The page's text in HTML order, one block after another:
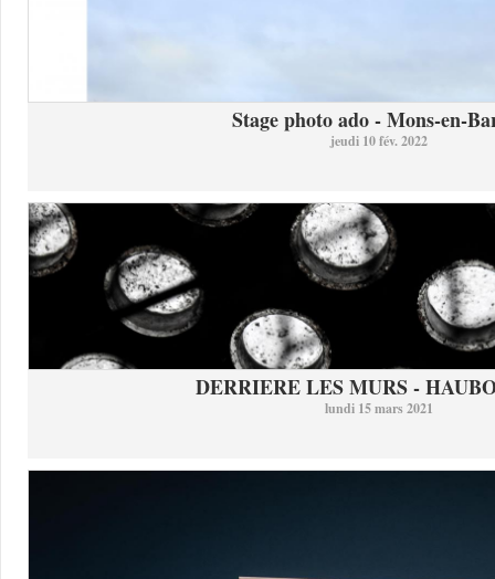
Stage photo ado - Mons-en-
jeudi 10 fév. 2022
DERRIERE LES MURS -
lundi 15 mars 2021